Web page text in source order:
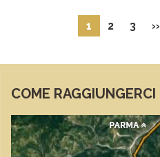
1 2 3 ››
COME RAGGIUNGERCI